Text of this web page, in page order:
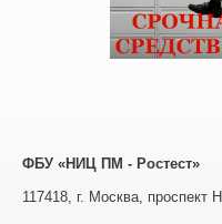
ФБУ «НИЦ ПМ - Ростест»
117418, г. Москва, проспект